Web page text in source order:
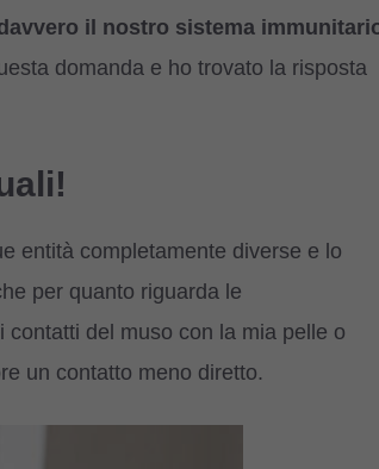
il nostro sistema
domanda e ho trovato la risposta
entità completamente diverse e lo
per quanto riguarda le
contatti del muso con la mia pelle o
un contatto meno diretto.